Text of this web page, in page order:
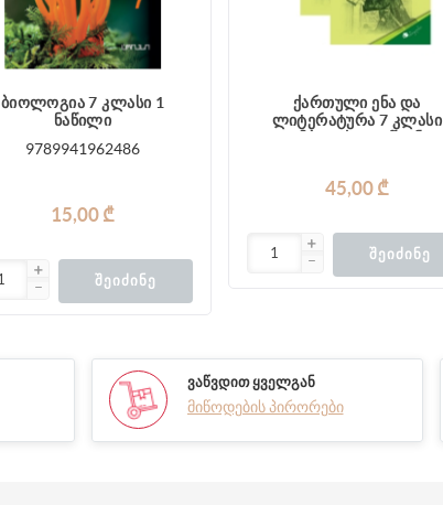
ბიოლოგია 7 კლასი 1
ნაწილი
9789941962486
15,00 ₾
ᲨᲔᲘᲫᲘᲜᲔ
ქართული ენა და
ლიტერატურა 7 კლასი
45,00 ₾
ᲨᲔᲘᲫᲘᲜᲔ
ᲕᲐᲬᲕᲓᲘᲗ ᲧᲕᲔᲚᲒᲐᲜ
მიწოდების პირორები